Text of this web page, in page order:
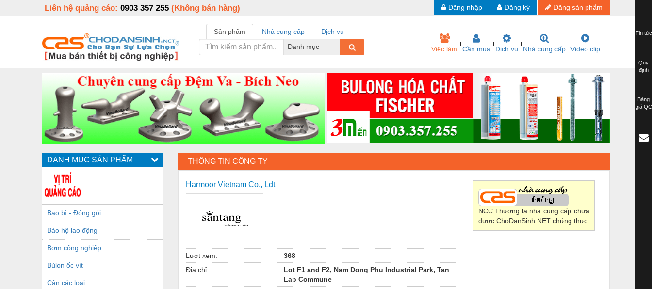
Liên hệ quảng cáo: 0903 357 255 (Không bán hàng) Đăng sản phẩm
Đăng ký
Đăng nhập
Sản phẩm Nhà cung cấp
Dịch vụ
Danh mục
Việc làm Cần mua Dịch vụ Nhà cung cấp Video clip
DANH MỤC SẢN PHẨM
Bao bì - Đóng gói
Bảo hộ lao động
Bơm công nghiệp
Bùlon ốc vít
Cân các loại
THÔNG TIN CÔNG TY
Harmoor Vietnam Co., Ldt
Lượt xem:
368
Địa chỉ:
Lot F1 and F2, Nam Dong Phu Industrial Park, Tan
Lap Commune
NCC Thường là nhà cung cấp chưa
được ChoDanSinh.NET chứng thực.
Tin tức
Quy
định
Bảng
giá QC